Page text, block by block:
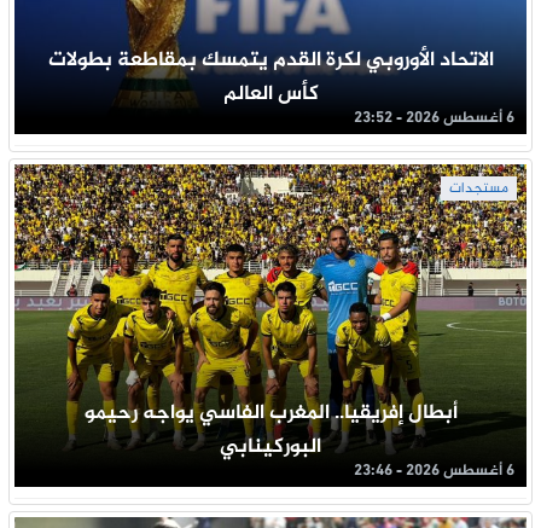
الاتحاد الأوروبي لكرة القدم يتمسك بمقاطعة بطولات
كأس العالم
6 أغسطس 2026 - 23:52
مستجدات
أبطال إفريقيا.. المغرب الفاسي يواجه رحيمو
البوركينابي
6 أغسطس 2026 - 23:46